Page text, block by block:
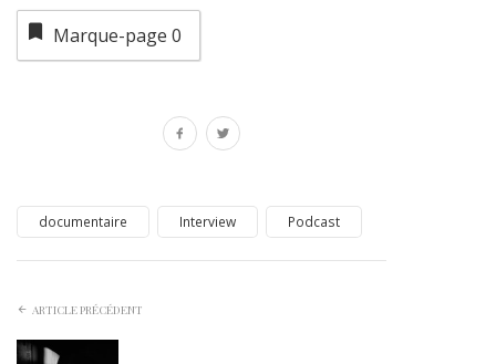
Marque-page 0
documentaire Interview Podcast
ARTICLE PRÉCÉDENT